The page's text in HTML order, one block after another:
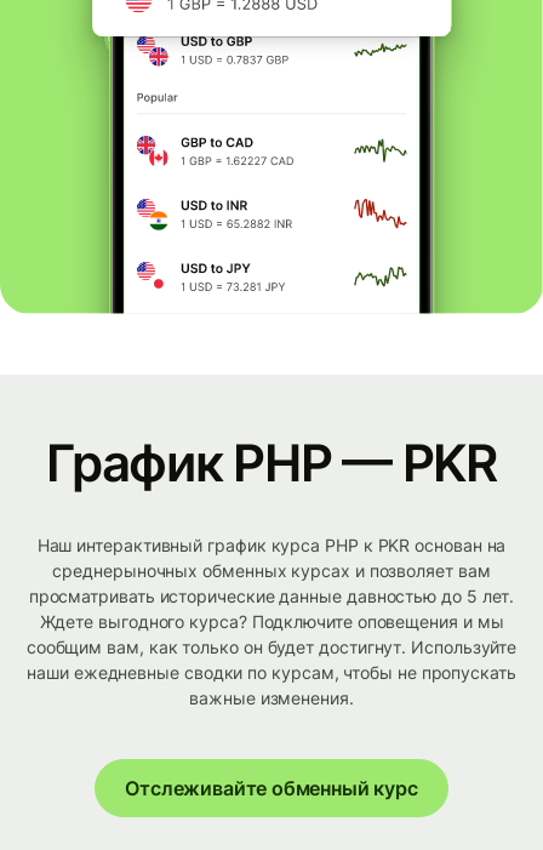
График PHP — PKR
Наш интерактивный график курса PHP к PKR основан на
среднерыночных обменных курсах и позволяет вам
просматривать исторические данные давностью до 5 лет.
Ждете выгодного курса? Подключите оповещения и мы
сообщим вам, как только он будет достигнут. Используйте
наши ежедневные сводки по курсам, чтобы не пропускать
важные изменения.
Отслеживайте обменный курс